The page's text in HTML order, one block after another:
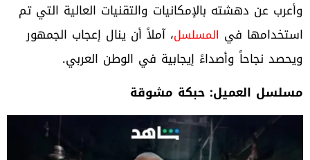
وأعرب عن دهشته بالإمكانيات والتقنيات العالية التي تم
استخدامها في المسلسل، آملاً أن ينال إعجاب الجمهور
ويحصد نجاحاً وأصداءً إيجابية في الوطن العربي.
مسلسل العميل: حبكة مشوقة